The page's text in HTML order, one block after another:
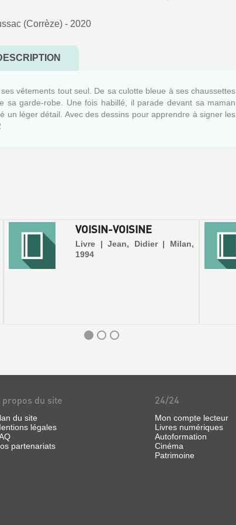
(Corrèze) - 2020
vêtements tout seul. De sa culotte bleue à ses chaussettes
sa garde-robe. Une fois habillé, il parade devant sa maman
un léger détail. Avec des dessins pour apprendre à signer les
VOISIN-VOISINE
Livre | Jean, Didier | Milan,
1994
propos du site
du site
légales
partenariats
24/24
Mon compte lecteur
Livres numériques
Autoformation
Cinéma
Patrimoine